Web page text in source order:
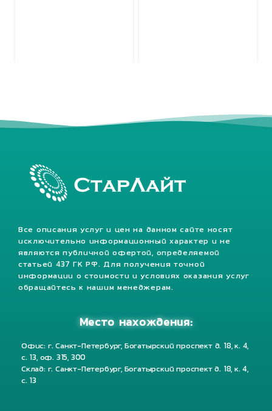
Все описания услуг и цен на данном сайте носят
исключительно информационный характер и не
являются публичной офертой, определяемой
статьей 437 ГК РФ. Для получения точной
информации о стоимости и условиях оказания услуг
обращайтесь к нашим менеджерам.
Место нахождения:
Офис: г. Санкт-Петербург, Богатырский проспект д. 18, к. 4,
с. 13, оф. 315, 300
Склад: г. Санкт-Петербург, Богатырский проспект д. 18, к. 4,
с. 13